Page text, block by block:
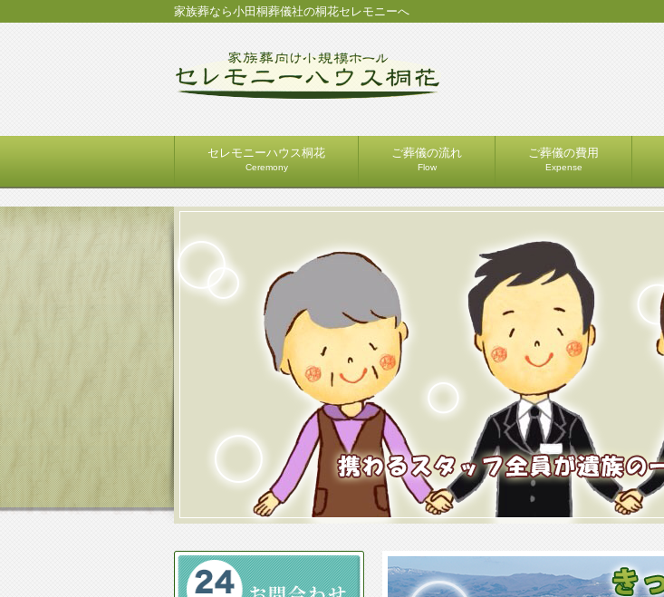
家族葬なら小田桐葬儀社の桐花セレモニーへ
セレモニーハウス桐花
Ceremony
ご葬儀の流れ
Flow
ご葬儀の費用
Expense